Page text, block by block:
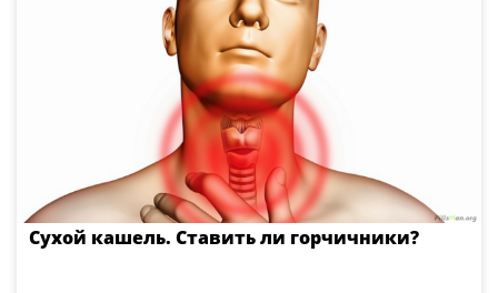
Сухой кашель. Ставить ли горчичники?